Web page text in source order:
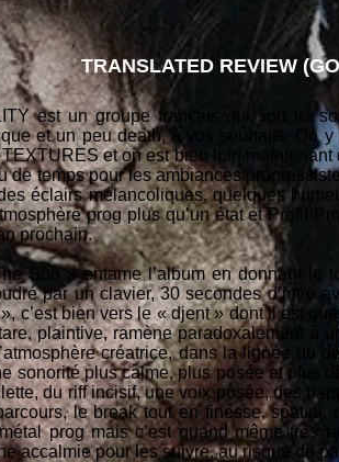
TRANSLATED REVIEW
est un groupe français qui sort ici
et un peu death, à vos souhaits. On
et on est bien loin maintenant
de temps pour les ambiances
éclairs mélancoliques, quelques
prog plus qu’un état et Profil
prochain.
Sun » entame l’album en donnant le
par un clavier, 30 secondes d’intro
c’est bien vers le « djent » dont il est
plaintive, ramène paradoxalement à
créatrice, dans la lignée du
sonorité plus calme, plus posée et plus
du riff incisif, une voix posée, des
le break tout en finesse,
prog mais c’est quand même très
accalmie pour les suivre, au risque de